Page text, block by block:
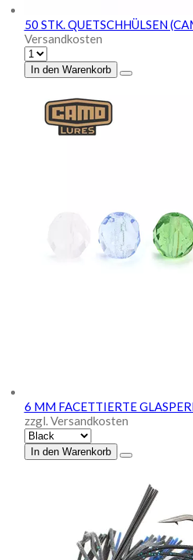
50 STK. QUETSCHHÜLSEN
Versandkosten
In den Warenkorb
6 MM FACETTIERTE
zzgl. Versandkosten
In den Warenkorb